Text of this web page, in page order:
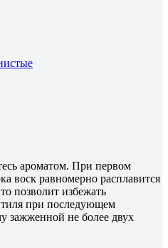
ароматом. При первом
воск равномерно расплавится
позволит избежать
при последующем
зажженной не более двух